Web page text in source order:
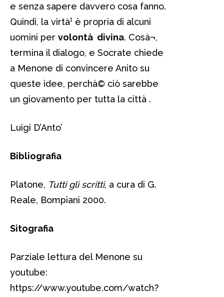
e senza sapere davvero cosa fanno.
Quindi, la virtà¹ è propria di alcuni
uomini per volontà divina. Cosà¬,
termina il dialogo, e Socrate chiede
a Menone di convincere Anito su
queste idee, perchà© ciò sarebbe
un giovamento per tutta la città .
Luigi D’Anto’
Bibliografia
Platone, Tutti gli scritti, a cura di G.
Reale, Bompiani 2000.
Sitografia
Parziale lettura del Menone su
youtube:
https://www.youtube.com/watch?